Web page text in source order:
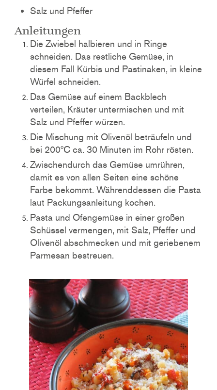
Salz und Pfeffer
Anleitungen
Die Zwiebel halbieren und in Ringe
schneiden. Das restliche Gemüse, in
diesem Fall Kürbis und Pastinaken, in kleine
Würfel schneiden.
Das Gemüse auf einem Backblech
verteilen, Kräuter untermischen und mit
Salz und Pfeffer würzen.
Die Mischung mit Olivenöl beträufeln und
bei 200ºC ca. 30 Minuten im Rohr rösten.
Zwischendurch das Gemüse umrühren,
damit es von allen Seiten eine schöne
Farbe bekommt. Währenddessen die Pasta
laut Packungsanleitung kochen.
Pasta und Ofengemüse in einer großen
Schüssel vermengen, mit Salz, Pfeffer und
Olivenöl abschmecken und mit geriebenem
Parmesan bestreuen.